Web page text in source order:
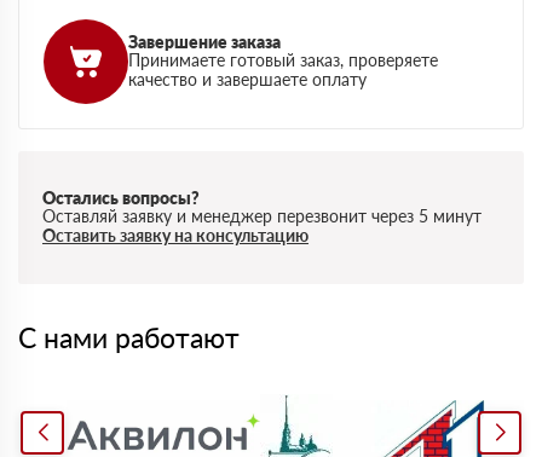
Завершение заказа
Принимаете готовый заказ, проверяете
качество и завершаете оплату
Остались вопросы?
Оставляй заявку и менеджер перезвонит через 5 минут
Оставить заявку на консультацию
С нами работают